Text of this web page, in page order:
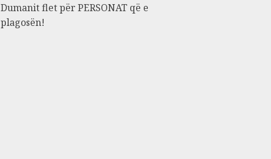
Dumanit flet për PERSONAT që e
plagosën!